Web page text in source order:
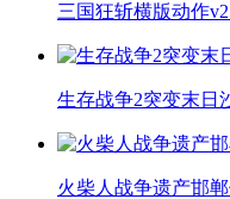
三国狂斩横版动作
生存战争2突变末日
火柴人战争遗产邯